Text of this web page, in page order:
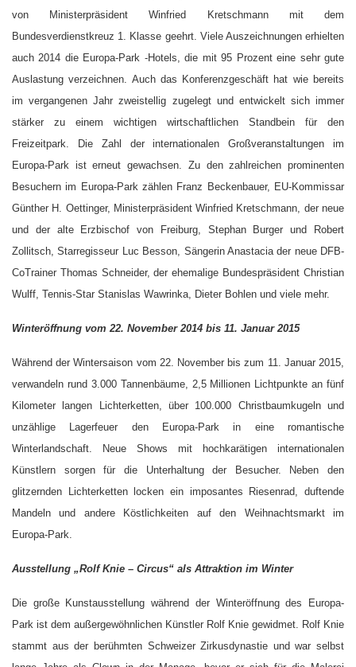
von Ministerpräsident Winfried Kretschmann mit dem
Bundesverdienstkreuz 1. Klasse geehrt. Viele Auszeichnungen erhielten
auch 2014 die Europa-Park -Hotels, die mit 95 Prozent eine sehr gute
Auslastung verzeichnen. Auch das Konferenzgeschäft hat wie bereits
im vergangenen Jahr zweistellig zugelegt und entwickelt sich immer
stärker zu einem wichtigen wirtschaftlichen Standbein für den
Freizeitpark. Die Zahl der internationalen Großveranstaltungen im
Europa-Park ist erneut gewachsen. Zu den zahlreichen prominenten
Besuchern im Europa-Park zählen Franz Beckenbauer, EU-Kommissar
Günther H. Oettinger, Ministerpräsident Winfried Kretschmann, der neue
und der alte Erzbischof von Freiburg, Stephan Burger und Robert
Zollitsch, Starregisseur Luc Besson, Sängerin Anastacia der neue DFB-
CoTrainer Thomas Schneider, der ehemalige Bundespräsident Christian
Wulff, Tennis-Star Stanislas Wawrinka, Dieter Bohlen und viele mehr.
Winteröffnung vom 22. November 2014 bis 11. Januar 2015
Während der Wintersaison vom 22. November bis zum 11. Januar 2015,
verwandeln rund 3.000 Tannenbäume, 2,5 Millionen Lichtpunkte an fünf
Kilometer langen Lichterketten, über 100.000 Christbaumkugeln und
unzählige Lagerfeuer den Europa-Park in eine romantische
Winterlandschaft. Neue Shows mit hochkarätigen internationalen
Künstlern sorgen für die Unterhaltung der Besucher. Neben den
glitzernden Lichterketten locken ein imposantes Riesenrad, duftende
Mandeln und andere Köstlichkeiten auf den Weihnachtsmarkt im
Europa-Park.
Ausstellung „Rolf Knie – Circus“ als Attraktion im Winter
Die große Kunstausstellung während der Winteröffnung des Europa-
Park ist dem außergewöhnlichen Künstler Rolf Knie gewidmet. Rolf Knie
stammt aus der berühmten Schweizer Zirkusdynastie und war selbst